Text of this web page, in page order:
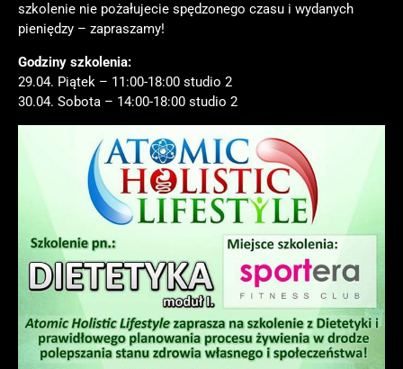
szkolenie nie pożałujecie spędzonego czasu i wydanych
pieniędzy – zapraszamy!
Godziny szkolenia:
29.04. Piątek – 11:00-18:00 studio 2
30.04. Sobota – 14:00-18:00 studio 2